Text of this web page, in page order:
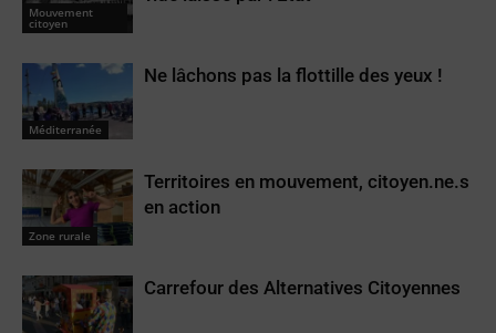
Mouvement
citoyen
Méditerranée
Ne lâchons pas la flottille des yeux !
Zone rurale
Territoires en mouvement, citoyen.ne.s
en action
Carrefour des Alternatives Citoyennes